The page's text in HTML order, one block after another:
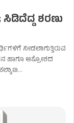
ಶರಣು
ನೀಡಲಾಗುತ್ತಿರುವ
ಹಾಗೂ ಆಕ್ರೋಶದ